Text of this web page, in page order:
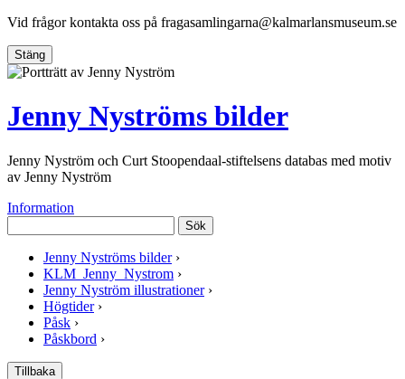
Vid frågor kontakta oss på fragasamlingarna@kalmarlansmuseum.se
Stäng
Jenny Nyströms bilder
Jenny Nyström och Curt Stoopendaal-stiftelsens databas med motiv
av Jenny Nyström
Information
Sök
Jenny Nyströms bilder ›
KLM_Jenny_Nystrom ›
Jenny Nyström illustrationer ›
Högtider ›
Påsk ›
Påskbord ›
Tillbaka